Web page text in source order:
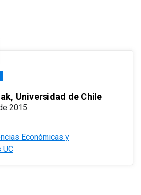
Universidad de Chile
2015
Económicas y
UC